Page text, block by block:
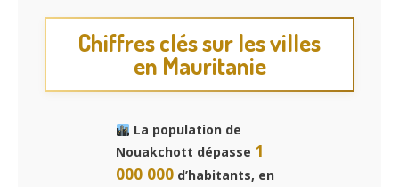
Chiffres clés sur les villes
en Mauritanie
La population de
Nouakchott dépasse 1
000 000 d’habitants, en